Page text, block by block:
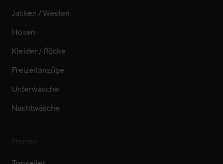
Jacken / Westen
Hosen
Kleider / Röcke
Freizeitanzüge
Unterwäsche
Nachtwäsche